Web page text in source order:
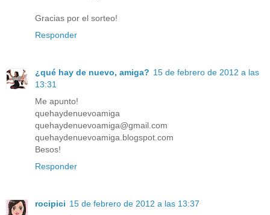
Gracias por el sorteo!
Responder
¿qué hay de nuevo, amiga? 15 de febrero de 2012 a las
13:31
Me apunto!
quehaydenuevoamiga
quehaydenuevoamiga@gmail.com
quehaydenuevoamiga.blogspot.com
Besos!
Responder
rocipici 15 de febrero de 2012 a las 13:37